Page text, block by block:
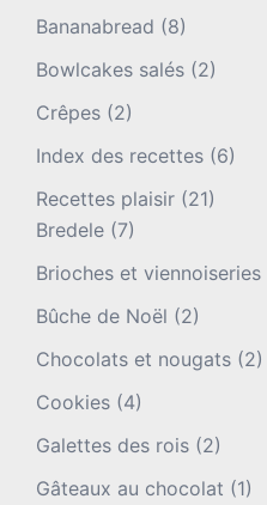
Bananabread (8)
Bowlcakes salés (2)
Crêpes (2)
Index des recettes (6)
Recettes plaisir (21)
Bredele (7)
Brioches et viennoiseries
Bûche de Noël (2)
Chocolats et nougats (2)
Cookies (4)
Galettes des rois (2)
Gâteaux au chocolat (1)